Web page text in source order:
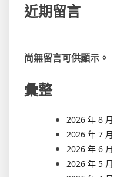
近期留言
尚無留言可供顯示。
彙整
2026 年 8 月
2026 年 7 月
2026 年 6 月
2026 年 5 月